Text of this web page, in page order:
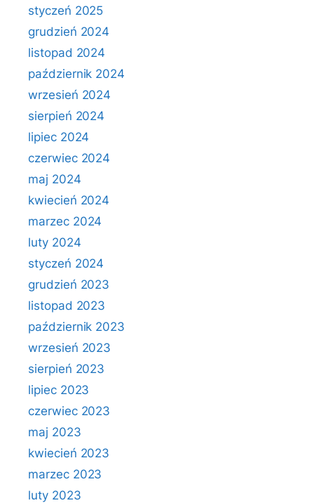
styczeń 2025
grudzień 2024
listopad 2024
październik 2024
wrzesień 2024
sierpień 2024
lipiec 2024
czerwiec 2024
maj 2024
kwiecień 2024
marzec 2024
luty 2024
styczeń 2024
grudzień 2023
listopad 2023
październik 2023
wrzesień 2023
sierpień 2023
lipiec 2023
czerwiec 2023
maj 2023
kwiecień 2023
marzec 2023
luty 2023